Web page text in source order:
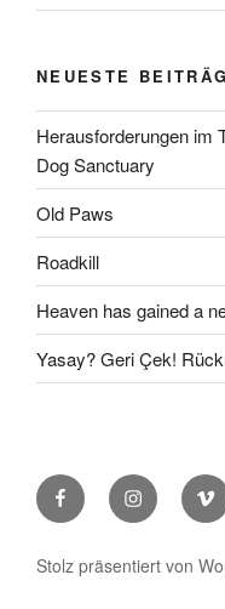
NEUESTE
Herausforderungen im
Dog Sanctuary
Old Paws
Roadkill
Heaven has gained a
Yasay? Geri Çek!
FacebookInstagram
Stolz präsentiert von